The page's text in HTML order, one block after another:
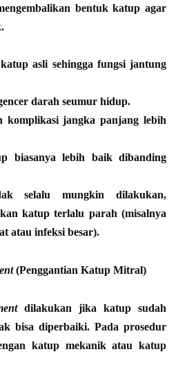
bentuk katup agar
asli sehingga fungsi jantung
darah seumur hidup.
komplikasi jangka panjang lebih
biasanya lebih baik dibanding
selalu mungkin dilakukan,
katup terlalu parah (misalnya
atau infeksi besar).
(Penggantian Katup Mitral)
dilakukan jika katup sudah
bisa diperbaiki. Pada prosedur
katup mekanik atau katup